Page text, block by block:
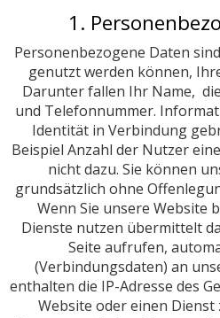
1.
Personenbezogene Daten
genutzt werden können,
Darunter fallen Ihr Name,
und Telefonnummer.
Identität in Verbindung
Beispiel Anzahl der Nutzer
nicht dazu. Sie können
grundsätzlich ohne
Wenn Sie unsere Website
Dienste nutzen übermittelt
Seite aufrufen,
(Verbindungsdaten) an
enthalten die IP-Adresse des
Website oder einen